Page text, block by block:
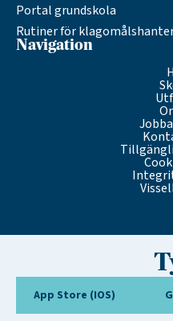
Portal grundskola
Rutiner för
Navigation
App Store (IOS)